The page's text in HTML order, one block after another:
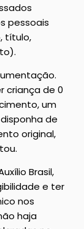
pessoais
título,
criança de 0
um
de
original,
Brasil,
e ter
nos
haja